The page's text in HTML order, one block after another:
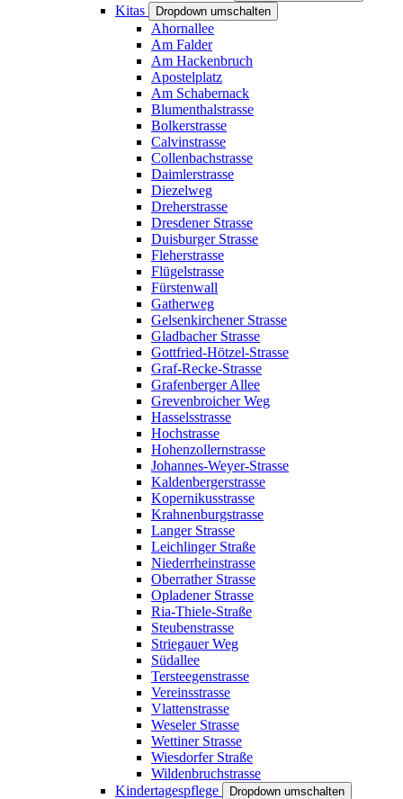
Kitas Dropdown umschalten
Ahornallee
Am Falder
Am Hackenbruch
Apostelplatz
Am Schabernack
Blumenthalstrasse
Bolkerstrasse
Calvinstrasse
Collenbachstrasse
Daimlerstrasse
Diezelweg
Dreherstrasse
Dresdener Strasse
Duisburger Strasse
Fleherstrasse
Flügelstrasse
Fürstenwall
Gatherweg
Gelsenkirchener Strasse
Gladbacher Strasse
Gottfried-Hötzel-Strasse
Graf-Recke-Strasse
Grafenberger Allee
Grevenbroicher Weg
Hasselsstrasse
Hochstrasse
Hohenzollernstrasse
Johannes-Weyer-Strasse
Kaldenbergerstrasse
Kopernikusstrasse
Krahnenburgstrasse
Langer Strasse
Leichlinger Straße
Niederrheinstrasse
Oberrather Strasse
Opladener Strasse
Ria-Thiele-Straße
Steubenstrasse
Striegauer Weg
Südallee
Tersteegenstrasse
Vereinsstrasse
Vlattenstrasse
Weseler Strasse
Wettiner Strasse
Wiesdorfer Straße
Wildenbruchstrasse
Kindertagespflege
Dropdown umschalten